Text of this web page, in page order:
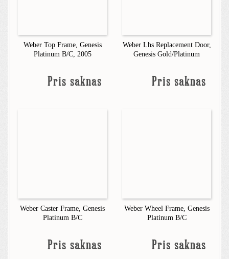
Weber Top Frame, Genesis
Platinum B/C, 2005
Pris saknas
Weber Lhs Replacement Door,
Genesis Gold/Platinum
Pris saknas
Weber Caster Frame, Genesis
Platinum B/C
Pris saknas
Weber Wheel Frame, Genesis
Platinum B/C
Pris saknas